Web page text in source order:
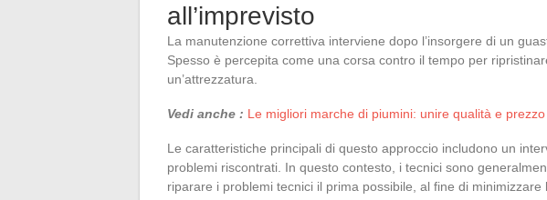
all’imprevisto
La manutenzione correttiva interviene dopo l’insorgere di un
Spesso è percepita come una corsa contro il tempo per
un’attrezzatura.
Vedi anche : Le migliori marche di piumini: unire qualità e
Le caratteristiche principali di questo approccio includono un
problemi riscontrati. In questo contesto, i tecnici sono
riparare i problemi tecnici il prima possibile, al fine di minimizzare